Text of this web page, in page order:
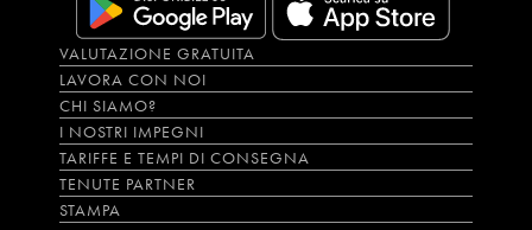
VALUTAZIONE GRATUITA
LAVORA CON NOI
CHI SIAMO?
I NOSTRI IMPEGNI
TARIFFE E TEMPI DI CONSEGNA
TENUTE PARTNER
STAMPA